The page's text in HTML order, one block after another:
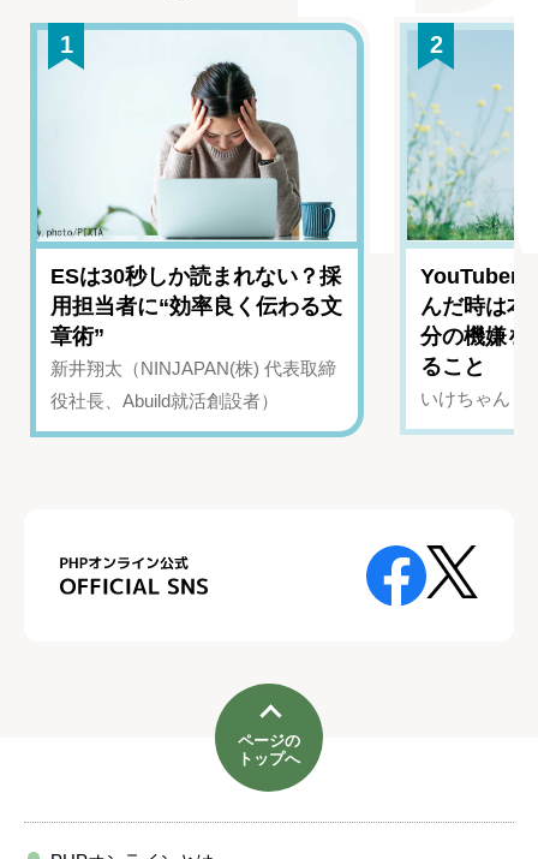
1
ESは30秒しか読まれない？採
用担当者に“効率良く伝わる文
章術”
新井翔太（NINJAPAN(株) 代表取締
役社長、Abuild就活創設者）
2
YouTuber
んだ時は
分の機嫌を
ること
いけちゃん（
ページの
トップへ